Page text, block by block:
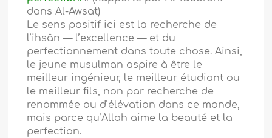
dans Al-Awsat)
Le sens positif ici est la recherche de
l’ihsân — l’excellence — et du
perfectionnement dans toute chose. Ainsi,
le jeune musulman aspire à être le
meilleur ingénieur, le meilleur étudiant ou
le meilleur fils, non par recherche de
renommée ou d’élévation dans ce monde,
mais parce qu’Allah aime la beauté et la
perfection.